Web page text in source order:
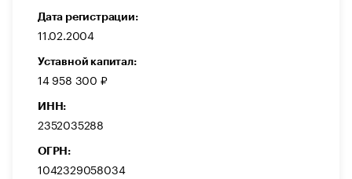
Дата регистрации:
11.02.2004
Уставной капитал:
14 958 300 ₽
ИНН:
2352035288
ОГРН:
1042329058034